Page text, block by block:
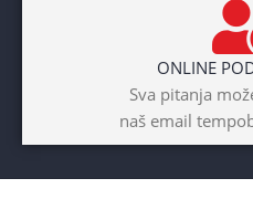
ONLINE
Sva pitanja
naš email